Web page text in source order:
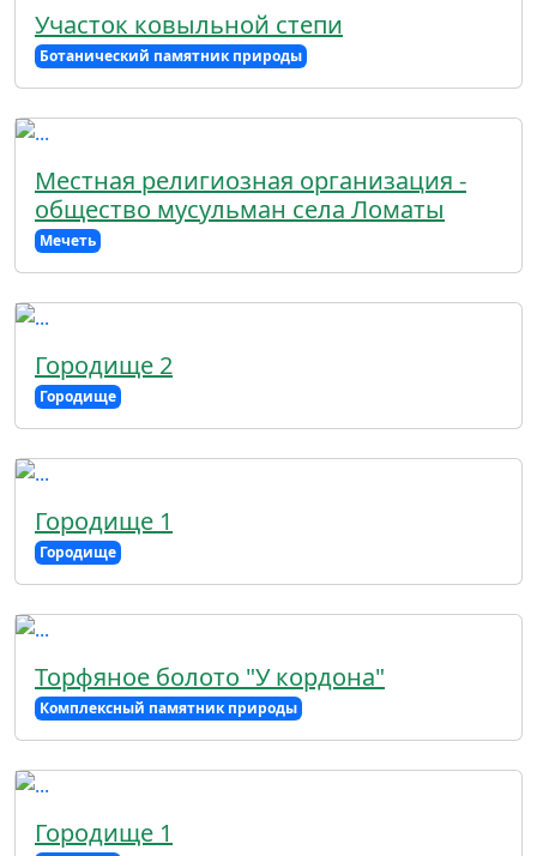
Участок ковыльной степи
Ботанический памятник природы
Местная религиозная организация -
общество мусульман села Ломаты
Мечеть
Городище 2
Городище
Городище 1
Городище
Торфяное болото "У кордона"
Комплексный памятник природы
Городище 1